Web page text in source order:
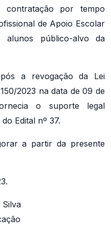
contratação por tempo
de Apoio Escolar
alunos público-alvo da
a revogação da Lei
2023 na data de 09 de
o suporte legal
Edital nº 37.
a partir da presente
Silva